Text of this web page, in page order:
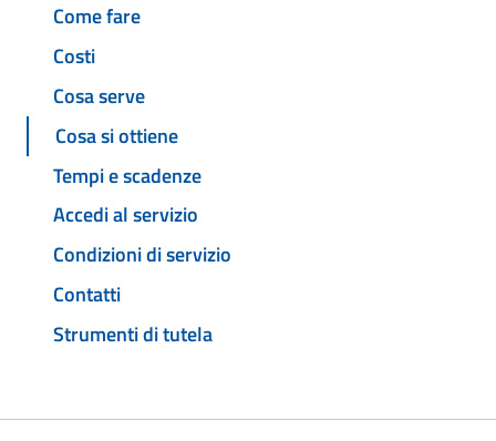
Come fare
Costi
Cosa serve
Cosa si ottiene
Tempi e scadenze
Accedi al servizio
Condizioni di servizio
Contatti
Strumenti di tutela